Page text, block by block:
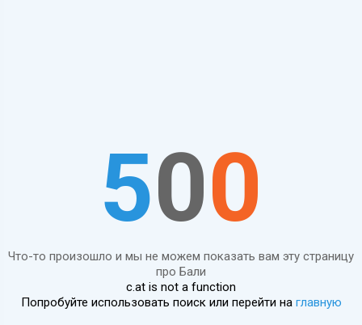
500
Что-то произошло и мы не можем показать вам эту страницу
про Бали
c.at is not a function
Попробуйте использовать поиск или перейти на главную